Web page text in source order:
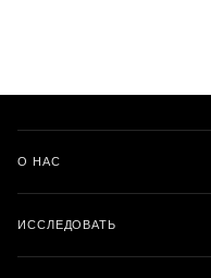
О НАС
ИССЛЕДОВАТЬ